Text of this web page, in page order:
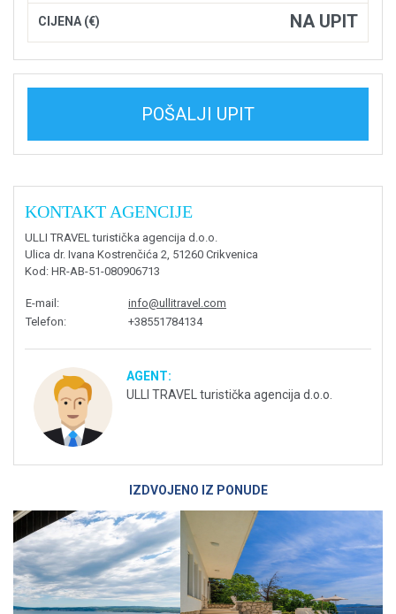
CIJENA (€) NA UPIT
POŠALJI UPIT
KONTAKT AGENCIJE
ULLI TRAVEL turistička agencija d.o.o.
Ulica dr. Ivana Kostrenčića 2, 51260 Crikvenica
Kod : HR-AB-51-080906713
E-mail :
info@ullitravel.com
Telefon: +38551784134
AGENT:
ULLI TRAVEL turistička agencija d.o.o.
IZDVOJENO IZ PONUDE